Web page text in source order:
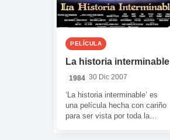
PELÍCULA
La historia interminable
1984 30 Dic 2007
‘La historia interminable’ es
una película hecha con cariño
para ser vista por toda la